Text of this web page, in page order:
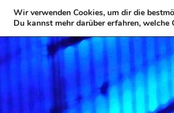
Wir verwenden Cookies, um dir die
Du kannst mehr darüber erfahren,